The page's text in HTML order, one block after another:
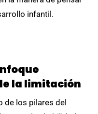
infantil.
la limitación
de los pilares del